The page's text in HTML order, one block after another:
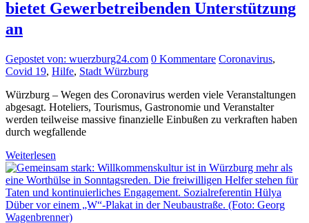
bietet Gewerbetreibenden Unterstützung
an
Gepostet von: wuerzburg24.com 0 Kommentare Coronavirus,
Covid 19, Hilfe, Stadt Würzburg
Würzburg – Wegen des Coronavirus werden viele Veranstaltungen
abgesagt. Hoteliers, Tourismus, Gastronomie und Veranstalter
werden teilweise massive finanzielle Einbußen zu verkraften haben
durch wegfallende
Weiterlesen